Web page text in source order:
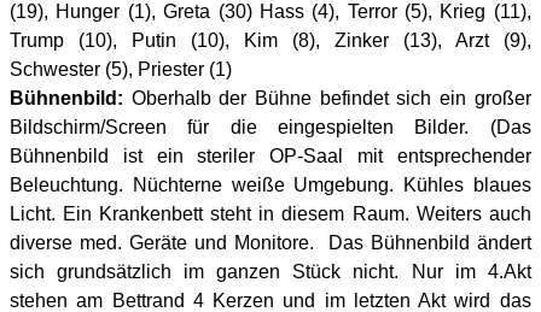
(19), Hunger (1), Greta (30) Hass (4), Terror (5), Krieg (11),
Trump (10), Putin (10), Kim (8), Zinker (13), Arzt (9),
Schwester (5), Priester (1)
Bühnenbild: Oberhalb der Bühne befindet sich ein großer
Bildschirm/Screen für die eingespielten Bilder. (Das
Bühnenbild ist ein steriler OP-Saal mit entsprechender
Beleuchtung. Nüchterne weiße Umgebung. Kühles blaues
Licht. Ein Krankenbett steht in diesem Raum. Weiters auch
diverse med. Geräte und Monitore. Das Bühnenbild ändert
sich grundsätzlich im ganzen Stück nicht. Nur im 4.Akt
stehen am Bettrand 4 Kerzen und im letzten Akt wird das